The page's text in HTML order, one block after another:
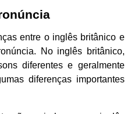
entre o inglês britânico e
No inglês britânico,
diferentes e geralmente
diferenças importantes